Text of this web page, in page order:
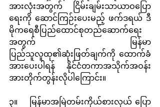
အားလုံးအတွက် ငြိမ်းချမ်းသာယာဝပြော
ရေးကို ဆောင်ကြဉ်းပေးမည့် ဖက်ဒရယ် ဒီ
မိုကရေစီပြည်ထောင်စုတည်ဆောက်ရေး
အတွက် မြန်မာ
ပြည်သူလူထု၏ဆုံးဖြတ်ချက်ကို ထောက်ခံ
အားပေးပါရန် နိုင်ငံတကာအသိုက်အဝန်း
အားတိုက်တွန်းလိုပါကြောင်း။
၃။	မြန်မာအမြဲတမ်းကိုယ်စားလှယ် ပြော